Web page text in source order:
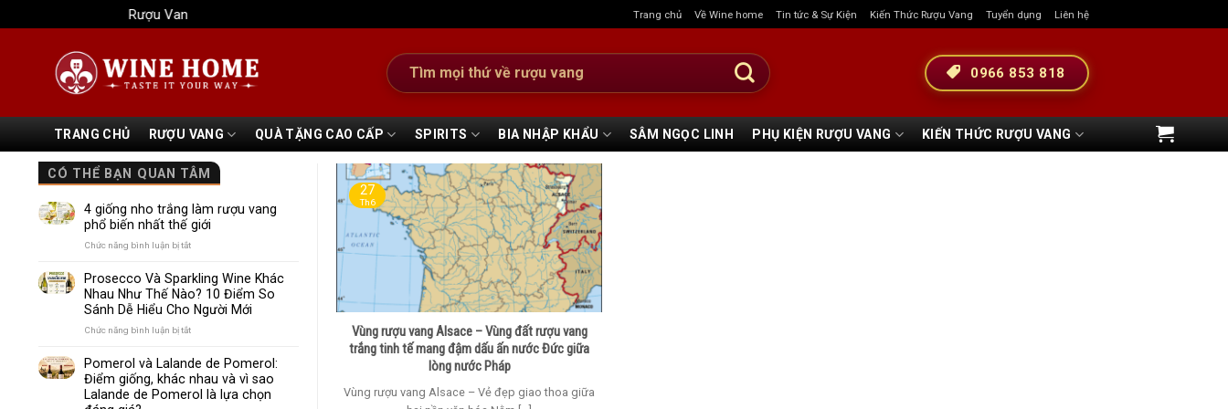
qua
Rượu Vang Wine Home Trang chủ Về Wine home Tin tức & Sự Kiện Kiến Thức Rượu Vang Tuyển dụng Liên hệ
Tìm
kiếm:
0966 853 818
TRANG CHỦ RƯỢU VANG QUÀ TẶNG CAO CẤP SPIRITS BIA NHẬP KHẨU SÂM NGỌC LINH PHỤ KIỆN RƯỢU VANG KIẾN THỨC RƯỢU VANG
CÓ THỂ BẠN QUAN TÂM
4 giống nho trắng làm rượu vang
phổ biến nhất thế giới
Chức năng bình luận bị tắtở
giống
nho
trắng
làm
biến
nhất
thế
Prosecco Và Sparkling Wine Khác
Nhau Như Thế Nào? 10 Điểm So
Sánh Dễ Hiểu Cho Người Mới
Chức năng bình luận bị tắtở
Và
Sparkling
Wine
Khác
Pomerol và Lalande de Pomerol:
Điểm giống, khác nhau và vì sao
Lalande de Pomerol là lựa chọn
Vùng rượu vang Alsace – Vùng đất rượu vang
trắng tinh tế mang đậm dấu ấn nước Đức giữa
lòng nước Pháp
Vùng rượu vang Alsace – Vẻ đẹp giao thoa giữa
27
Th6